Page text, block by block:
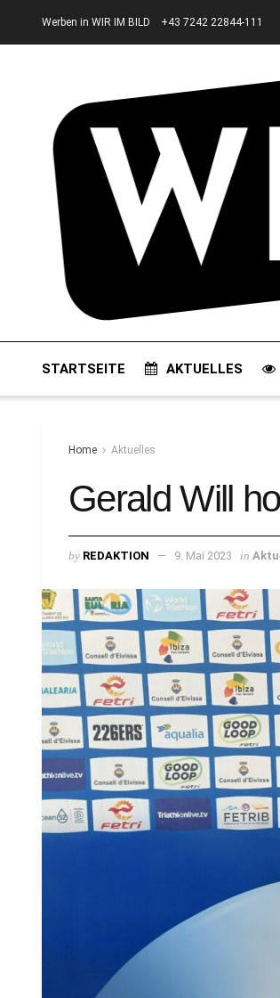
Werben in WIR IM BILD +43 7242 22844-111
STARTSEITE AKTUELLES
Home Aktuelles
Gerald Will
by REDAKTION 9. Mai 2023 in